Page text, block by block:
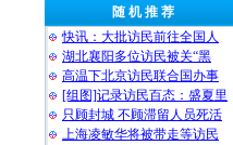
随 机 推 荐
快讯：大批访民前往全国人
湖北襄阳多位访民被关“黑
高温下北京访民联合国办事
[组图]记录访民百态：盛夏里
只顾封城 不顾滞留人员死活
上海凌敏华将被带走等访民